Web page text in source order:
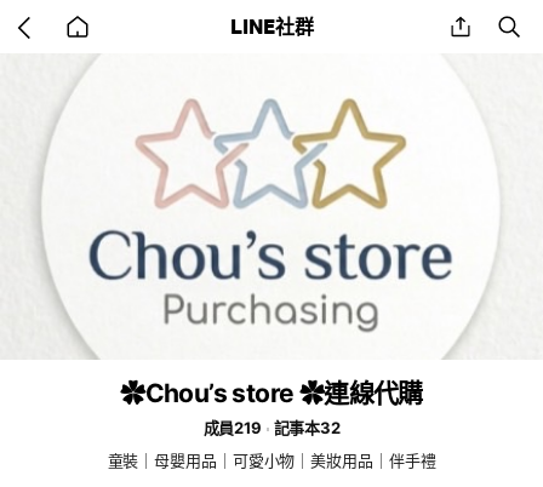
back
to
home
LINE社群 share
✿Chou’s store ✿連線代購
成員219
記事本32
童裝｜母嬰用品｜可愛小物｜美妝用品｜伴手禮